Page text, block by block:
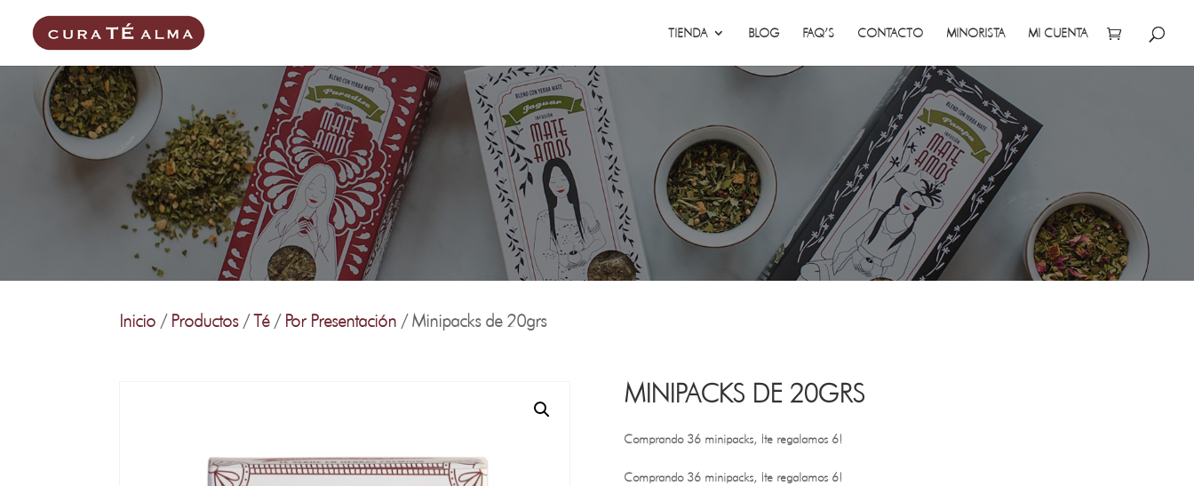
TIENDA BLOG FAQ’S CONTACTO MINORISTA MI CUENTA
Inicio / Productos/Té/ Por Presentación / Minipacks de 20grs
MINIPACKS DE 20GRS
Comprando 36 minipacks, ¡te regalamos 6!
Comprando 36 minipacks, ¡te regalamos 6!